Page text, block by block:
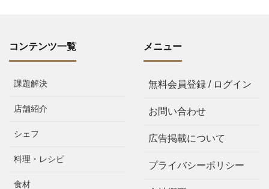
コンテンツ一覧
課題解決
店舗紹介
シェフ
料理・レシピ
食材
メニュー
無料会員登録 / ログイン
お問い合わせ
広告掲載について
プライバシーポリシー